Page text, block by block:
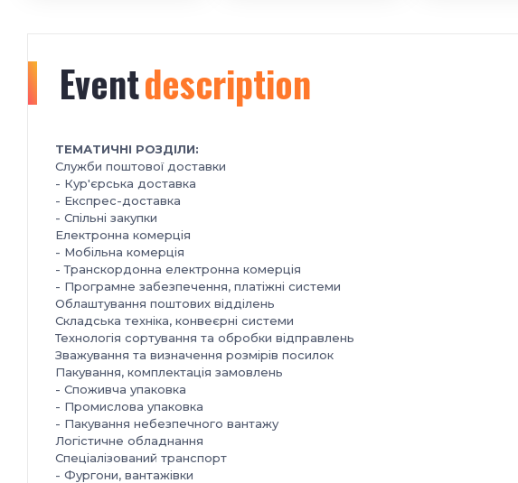
Eventdescription
ТЕМАТИЧНІ РОЗДІЛИ:
Служби поштової доставки
- Кур'єрська доставка
- Експрес-доставка
- Спільні закупки
Електронна комерція
- Мобільна комерція
- Транскордонна електронна комерція
- Програмне забезпечення, платіжні системи
Облаштування поштових відділень
Складська техніка, конвеєрні системи
Технологія сортування та обробки відправлень
Зважування та визначення розмірів посилок
Пакування, комплектація замовлень
- Cпоживча упаковка
- Промислова упаковка
- Пакування небезпечного вантажу
Логістичне обладнання
Спеціалізований транспорт
- Фургони, вантажівки